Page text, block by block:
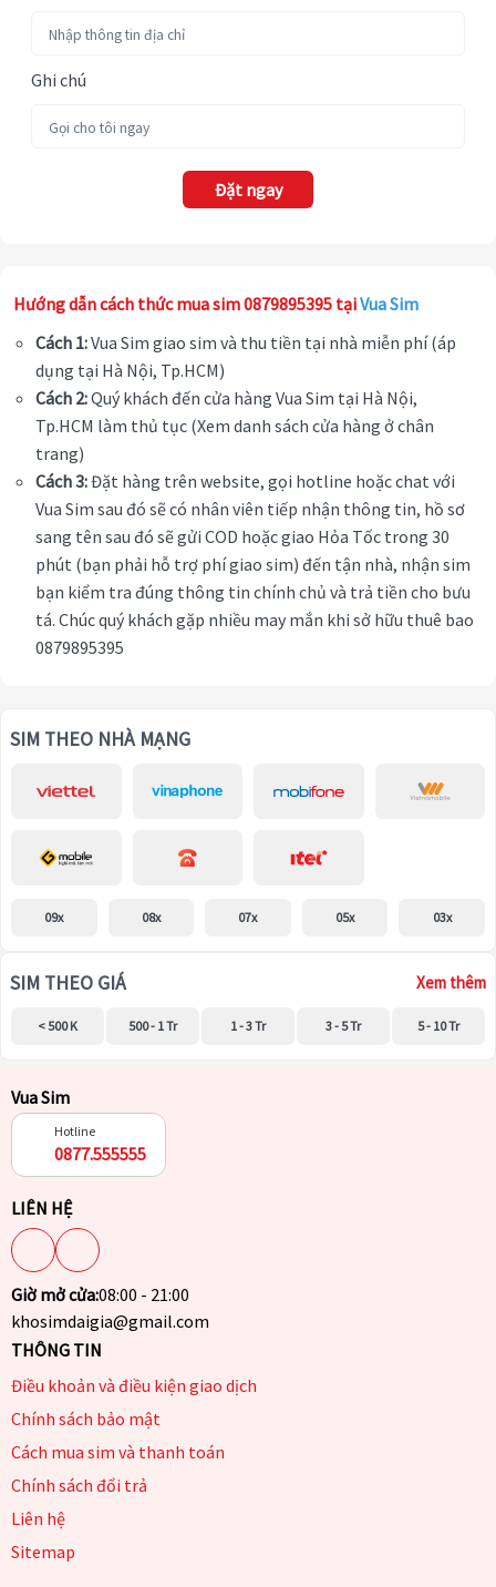
Ghi chú
Đặt ngay
Hướng dẫn cách thức mua sim 0879895395 tạiVua Sim
Cách 1:Vua Sim giao sim và thu tiền tại nhà miễn phí (áp
dụng tại Hà Nội, Tp.HCM)
Cách 2:Quý khách đến cửa hàng Vua Sim tại Hà Nội,
Tp.HCM làm thủ tục (Xem danh sách cửa hàng ở chân
trang)
Cách 3:Đặt hàng trên website, gọi hotline hoặc chat với
Vua Sim sau đó sẽ có nhân viên tiếp nhận thông tin, hồ sơ
sang tên sau đó sẽ gửi COD hoặc giao Hỏa Tốc trong 30
phút (bạn phải hỗ trợ phí giao sim) đến tận nhà, nhận sim
bạn kiểm tra đúng thông tin chính chủ và trả tiền cho bưu
tá. Chúc quý khách gặp nhiều may mắn khi sở hữu thuê bao
0879895395
SIM THEO NHÀ MẠNG
09x 08x 07x 05x 03x
SIM THEO GIÁ Xem thêm
< 500 K 500 - 1 Tr 1 - 3 Tr 3 - 5 Tr 5 - 10 Tr
Vua Sim
Hotline
0877.555555
LIÊN HỆ
Giờ mở cửa:08:00 - 21:00
khosimdaigia@gmail.com
THÔNG TIN
Điều khoản và điều kiện giao dịch
Chính sách bảo mật
Cách mua sim và thanh toán
Chính sách đổi trả
Liên hệ
Sitemap